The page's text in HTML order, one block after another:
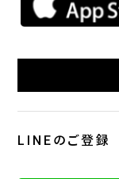
LINEのご登録